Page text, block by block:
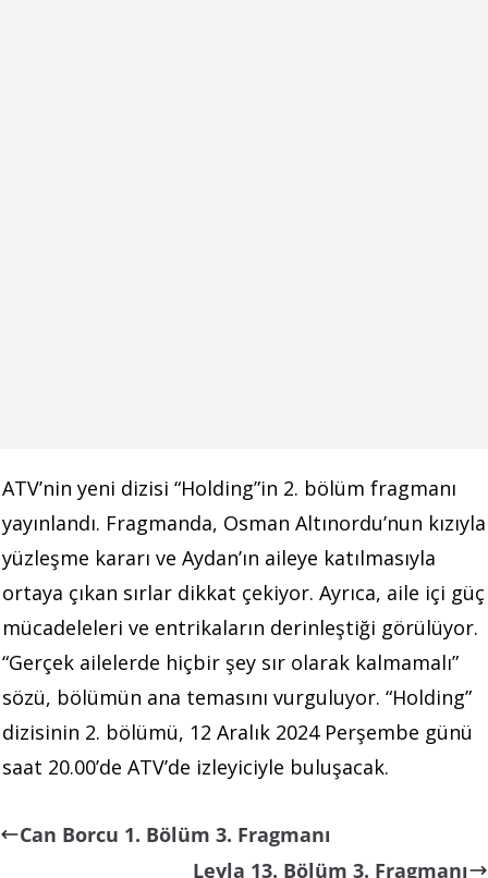
ATV’nin yeni dizisi “Holding”in 2. bölüm fragmanı
yayınlandı. Fragmanda, Osman Altınordu’nun kızıyla
yüzleşme kararı ve Aydan’ın aileye katılmasıyla
ortaya çıkan sırlar dikkat çekiyor. Ayrıca, aile içi güç
mücadeleleri ve entrikaların derinleştiği görülüyor.
“Gerçek ailelerde hiçbir şey sır olarak kalmamalı”
sözü, bölümün ana temasını vurguluyor. “Holding”
dizisinin 2. bölümü, 12 Aralık 2024 Perşembe günü
saat 20.00’de ATV’de izleyiciyle buluşacak.
Can Borcu 1. Bölüm 3. Fragmanı
Leyla 13. Bölüm 3. Fragmanı